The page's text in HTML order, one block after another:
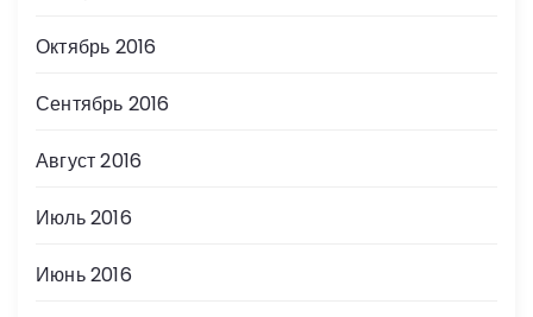
Октябрь 2016
Сентябрь 2016
Август 2016
Июль 2016
Июнь 2016